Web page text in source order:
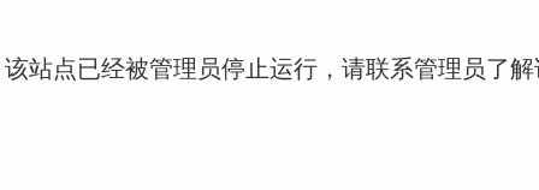
站点已经被管理员停止运行，请联系管理员了